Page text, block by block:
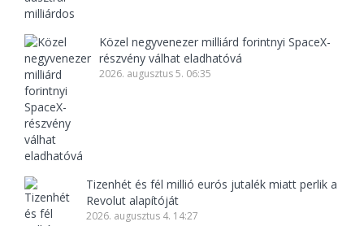
Közel negyvenezer milliárd forintnyi SpaceX-
részvény válhat eladhatóvá
2026. augusztus 5. 06:35
Tizenhét és fél millió eurós jutalék miatt perlik a
Revolut alapítóját
2026. augusztus 4. 14:27